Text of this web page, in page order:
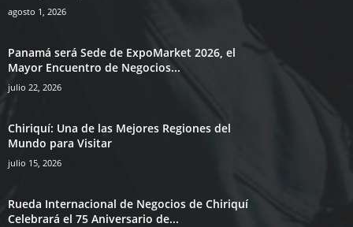
agosto 1, 2026
Panamá será Sede de ExpoMarket 2026, el
Mayor Encuentro de Negocios...
julio 22, 2026
Chiriquí: Una de las Mejores Regiones del
Mundo para Visitar
julio 15, 2026
Rueda Internacional de Negocios de Chiriquí
Celebrará el 75 Aniversario de...